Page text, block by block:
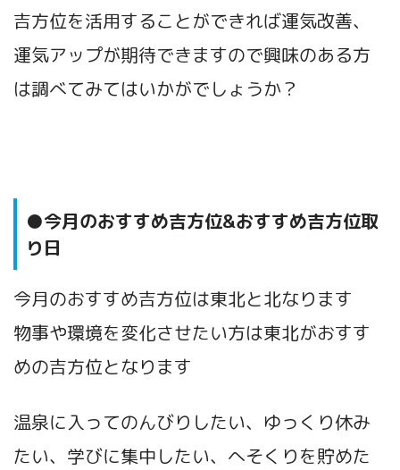
吉方位を活用することができれば運気改善、
運気アップが期待できますので興味のある方
は調べてみてはいかがでしょうか？
●今月のおすすめ吉方位&おすすめ吉方位取
り日
今月のおすすめ吉方位は東北と北なります
物事や環境を変化させたい方は東北がおすす
めの吉方位となります
温泉に入ってのんびりしたい、ゆっくり休み
たい、学びに集中したい、へそくりを貯めた